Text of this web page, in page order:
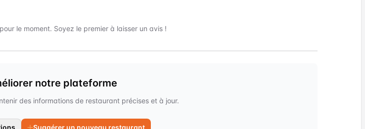
le moment. Soyez le premier à laisser un avis !
notre plateforme
des informations de restaurant précises et à jour.
Suggérer un nouveau restaurant